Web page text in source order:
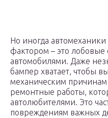
Но иногда
фактором – это лобовые
автомобилями. Даже
бампер хватает, чтобы
механическим
ремонтные работы,
автолюбителями. Это
повреждениям важных